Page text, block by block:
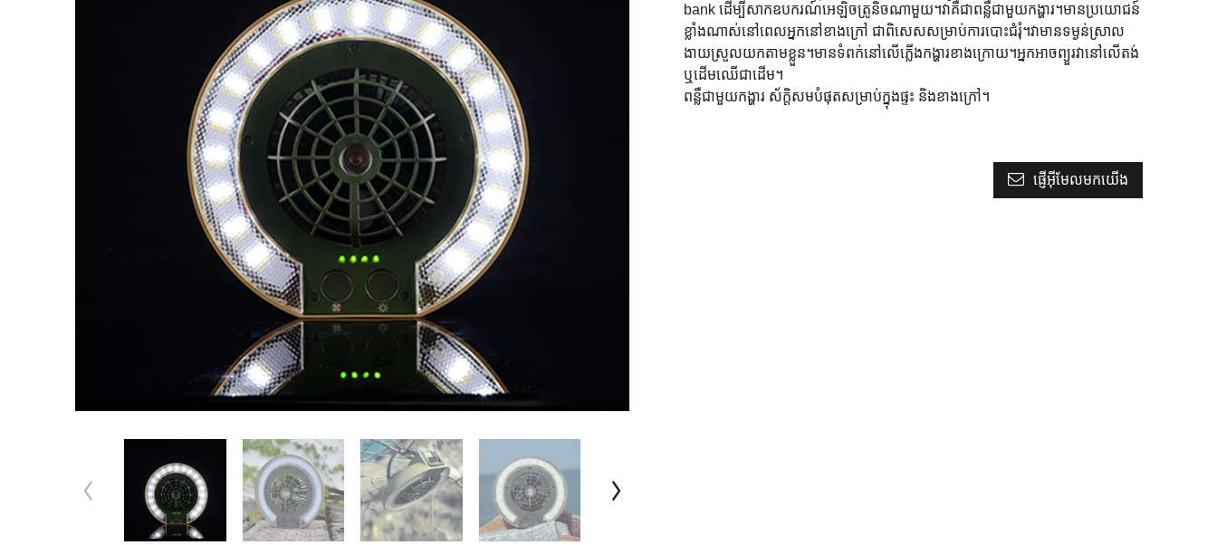
bank ដើម្បីសាកឧបករណ៍អេឡិចត្រូនិចណាមួយ។វាគឺជាពន្លឺជាមួយកង្ហារ។មានប្រយោជន៍
ខ្លាំងណាស់នៅពេលអ្នកនៅខាងក្រៅ ជាពិសេសសម្រាប់ការបោះជំរុំ។វាមានទម្ងន់ស្រាល
ងាយស្រួលយកតាមខ្លួន។មានទំពក់នៅលើភ្លើងកង្ហារខាងក្រោយ។អ្នកអាចព្យួរវានៅលើតង់
ឬដើមឈើជាដើម។
ពន្លឺជាមួយកង្ហារ ស័ក្តិសមបំផុតសម្រាប់ក្នុងផ្ទះ និងខាងក្រៅ។
ផ្ញើអ៊ីមែលមកយើង